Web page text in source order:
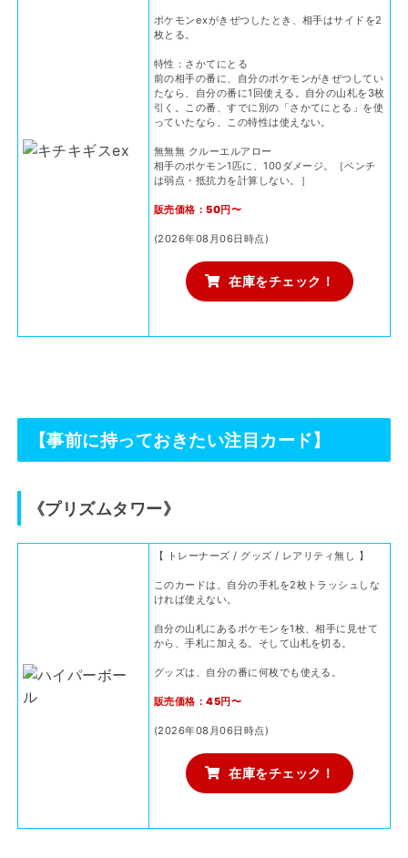
ポケモンexがきぜつしたとき、相手はサイドを2
枚とる。
特性：さかてにとる
前の相手の番に、自分のポケモンがきぜつしてい
たなら、自分の番に1回使える。自分の山札を3枚
引く。この番、すでに別の「さかてにとる」を使
っていたなら、この特性は使えない。
無無無 クルーエルアロー
相手のポケモン1匹に、100ダメージ。［ベンチ
は弱点・抵抗力を計算しない。］
販売価格：50円〜
(2026年08月06日時点)
在庫をチェック！
【事前に持っておきたい注目カード】
《プリズムタワー》
【 トレーナーズ / グッズ / レアリティ無し 】
このカードは、自分の手札を2枚トラッシュしな
ければ使えない。
自分の山札にあるポケモンを1枚、相手に見せて
から、手札に加える。そして山札を切る。
グッズは、自分の番に何枚でも使える。
販売価格：45円〜
(2026年08月06日時点)
在庫をチェック！